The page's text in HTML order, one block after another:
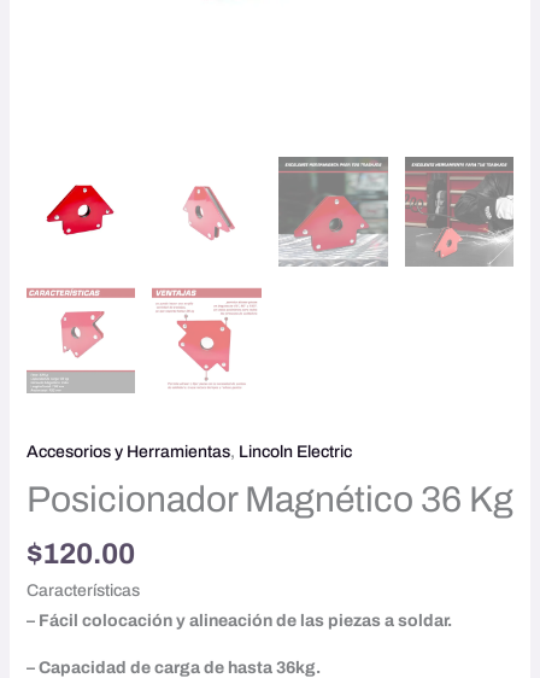
Accesorios y Herramientas, Lincoln Electric
Posicionador Magnético 36 Kg
$120.00
Características
– Fácil colocación y alineación de las piezas a soldar.
– Capacidad de carga de hasta 36kg.